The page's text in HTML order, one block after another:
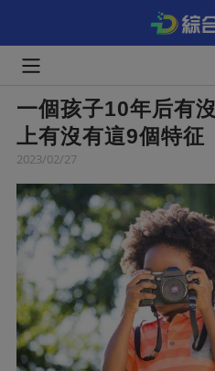
一個孩子10年后有
上有沒有這9個特征
2023/02/27